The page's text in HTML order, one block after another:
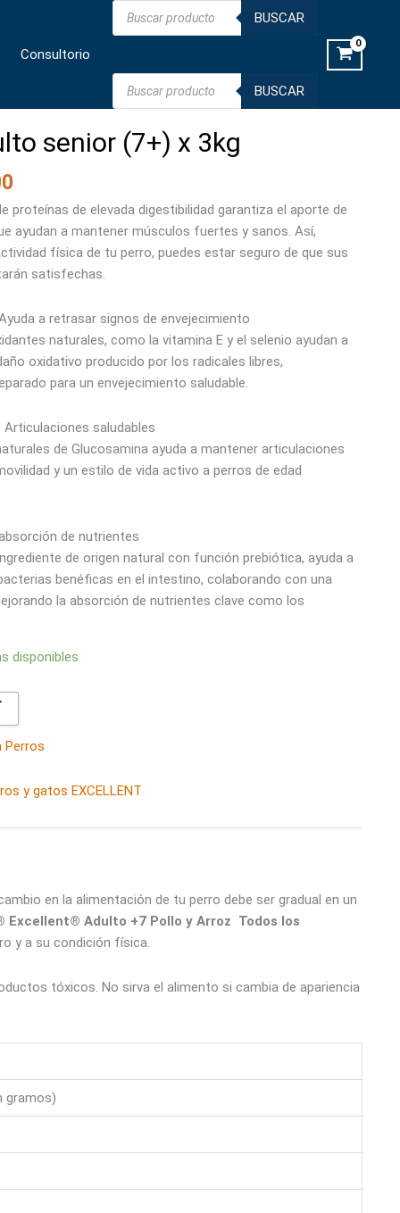
Consultorio
Búsqueda
productos
BUSCAR
Búsqueda
productos
BUSCAR
senior (7+) x 3kg
proteínas de elevada digestibilidad garantiza el aporte de
ayudan a mantener músculos fuertes y sanos. Así,
física de tu perro, puedes estar seguro de que sus
satisfechas.
a retrasar signos de envejecimiento
naturales, como la vitamina E y el selenio ayudan a
oxidativo producido por los radicales libres,
para un envejecimiento saludable.
saludables
de Glucosamina ayuda a mantener articulaciones
y un estilo de vida activo a perros de edad
de nutrientes
de origen natural con función prebiótica, ayuda a
benéficas en el intestino, colaborando con una
la absorción de nutrientes clave como los
disponibles
Perros
y gatos EXCELLENT
en la alimentación de tu perro debe ser gradual en un
Excellent® Adulto +7 Pollo y Arroz Todos los
y a su condición física.
tóxicos. No sirva el alimento si cambia de apariencia
gramos)
(7+)
x
cantidad